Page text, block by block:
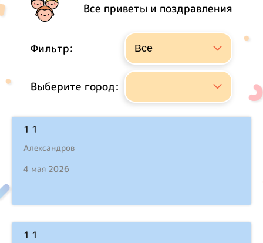
Все приветы и поздравления
Фильтр:
Выберите город:
1 1
Александров
4 мая 2026
1 1